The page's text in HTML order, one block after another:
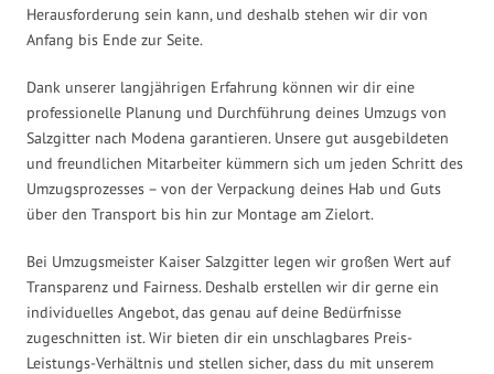
Herausforderung sein kann, und deshalb stehen wir dir von
Anfang bis Ende zur Seite.
Dank unserer langjährigen Erfahrung können wir dir eine
professionelle Planung und Durchführung deines Umzugs von
Salzgitter nach Modena garantieren. Unsere gut ausgebildeten
und freundlichen Mitarbeiter kümmern sich um jeden Schritt des
Umzugsprozesses – von der Verpackung deines Hab und Guts
über den Transport bis hin zur Montage am Zielort.
Bei Umzugsmeister Kaiser Salzgitter legen wir großen Wert auf
Transparenz und Fairness. Deshalb erstellen wir dir gerne ein
individuelles Angebot, das genau auf deine Bedürfnisse
zugeschnitten ist. Wir bieten dir ein unschlagbares Preis-
Leistungs-Verhältnis und stellen sicher, dass du mit unserem